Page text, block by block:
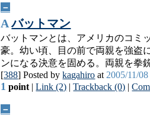
－
A バットマン
バットマンとは、アメリカのコミ
豪。幼い頃、目の前で両親を強盗
ンになる決意を固める。両親を拳
[388] Posted bykagahiro at 2005/11/
1 point |Link (2) |Trackback (0) |
－